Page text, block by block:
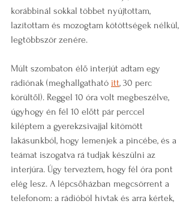
korábbinál sokkal többet nyújtottam,
lazítottam és mozogtam kötöttségek nélkül,
legtöbbször zenére.
Múlt szombaton élő interjút adtam egy
rádiónak (meghallgatható itt, 30 perc
körültől). Reggel 10 óra volt megbeszélve,
úgyhogy én fél 10 előtt pár perccel
kiléptem a gyerekzsivajjal kitömött
lakásunkból, hogy lemenjek a pincébe, és a
teámat iszogatva rá tudjak készülni az
interjúra. Úgy terveztem, hogy fél óra pont
elég lesz. A lépcsőházban megcsörrent a
telefonom: a rádióból hívtak és arra kértek,